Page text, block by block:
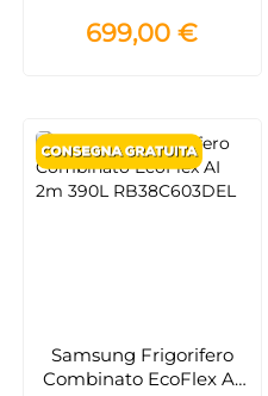
699,00 €
Samsung Frigorifero
Combinato EcoFlex AI